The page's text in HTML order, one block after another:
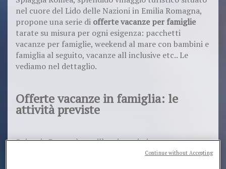
nel cuore del Lido delle Nazioni in Emilia Romagna,
propone una serie di offerte vacanze per famiglie
tarate su misura per ogni esigenza: pacchetti
vacanze per famiglie, weekend al mare con bambini e
famiglia al seguito, vacanze all inclusive etc.. Le
vediamo nel dettaglio.
Offerte vacanze in famiglia: le
attività previste
Spiaggia Romea è un villaggio turistico attrezzato a
di ospiti: famiglie, famiglie
Continue without Accepting